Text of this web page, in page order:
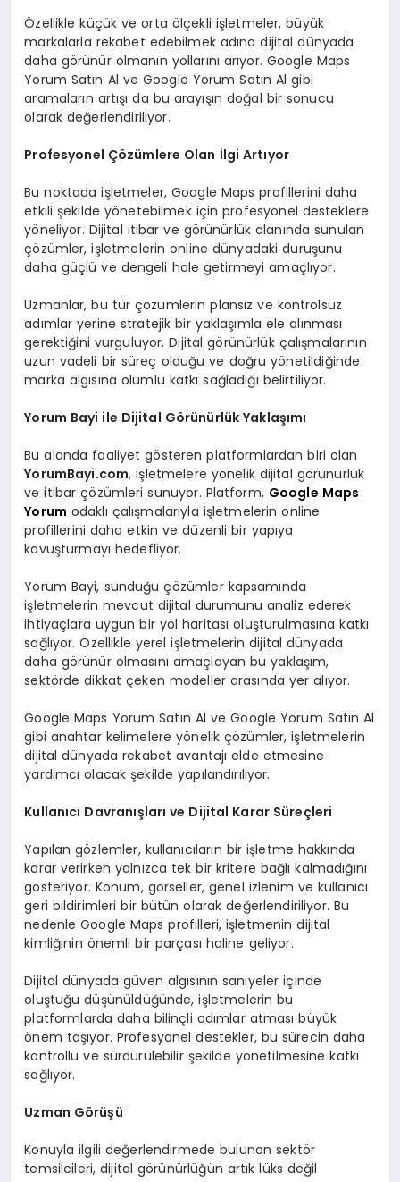
Özellikle küçük ve orta ölçekli işletmeler, büyük
markalarla rekabet edebilmek adına dijital dünyada
daha görünür olmanın yollarını arıyor. Google Maps
Yorum Satın Al ve Google Yorum Satın Al gibi
aramaların artışı da bu arayışın doğal bir sonucu
olarak değerlendiriliyor.
Profesyonel Çözümlere Olan İlgi Artıyor
Bu noktada işletmeler, Google Maps profillerini daha
etkili şekilde yönetebilmek için profesyonel desteklere
yöneliyor. Dijital itibar ve görünürlük alanında sunulan
çözümler, işletmelerin online dünyadaki duruşunu
daha güçlü ve dengeli hale getirmeyi amaçlıyor.
Uzmanlar, bu tür çözümlerin plansız ve kontrolsüz
adımlar yerine stratejik bir yaklaşımla ele alınması
gerektiğini vurguluyor. Dijital görünürlük çalışmalarının
uzun vadeli bir süreç olduğu ve doğru yönetildiğinde
marka algısına olumlu katkı sağladığı belirtiliyor.
Yorum Bayi ile Dijital Görünürlük Yaklaşımı
Bu alanda faaliyet gösteren platformlardan biri olan
YorumBayi.com, işletmelere yönelik dijital görünürlük
ve itibar çözümleri sunuyor. Platform, Google Maps
Yorum odaklı çalışmalarıyla işletmelerin online
profillerini daha etkin ve düzenli bir yapıya
kavuşturmayı hedefliyor.
Yorum Bayi, sunduğu çözümler kapsamında
işletmelerin mevcut dijital durumunu analiz ederek
ihtiyaçlara uygun bir yol haritası oluşturulmasına katkı
sağlıyor. Özellikle yerel işletmelerin dijital dünyada
daha görünür olmasını amaçlayan bu yaklaşım,
sektörde dikkat çeken modeller arasında yer alıyor.
Google Maps Yorum Satın Al ve Google Yorum Satın Al
gibi anahtar kelimelere yönelik çözümler, işletmelerin
dijital dünyada rekabet avantajı elde etmesine
yardımcı olacak şekilde yapılandırılıyor.
Kullanıcı Davranışları ve Dijital Karar Süreçleri
Yapılan gözlemler, kullanıcıların bir işletme hakkında
karar verirken yalnızca tek bir kritere bağlı kalmadığını
gösteriyor. Konum, görseller, genel izlenim ve kullanıcı
geri bildirimleri bir bütün olarak değerlendiriliyor. Bu
nedenle Google Maps profilleri, işletmenin dijital
kimliğinin önemli bir parçası haline geliyor.
Dijital dünyada güven algısının saniyeler içinde
oluştuğu düşünüldüğünde, işletmelerin bu
platformlarda daha bilinçli adımlar atması büyük
önem taşıyor. Profesyonel destekler, bu sürecin daha
kontrollü ve sürdürülebilir şekilde yönetilmesine katkı
sağlıyor.
Uzman Görüşü
Konuyla ilgili değerlendirmede bulunan sektör
temsilcileri, dijital görünürlüğün artık lüks değil